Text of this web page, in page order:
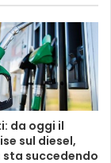
da oggi il
sul diesel,
succedendo